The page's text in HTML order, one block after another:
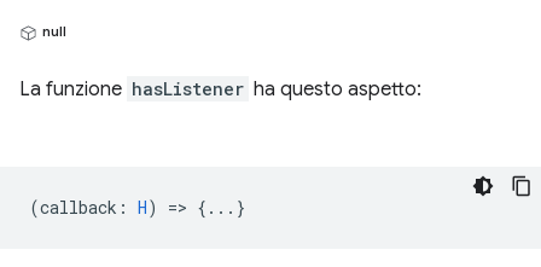
null
La funzione hasListener ha questo aspetto:
(callback : H) => {...}